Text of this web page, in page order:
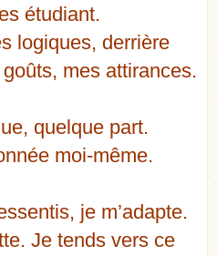
étudiant.
logiques, derrière
mes attirances.
quelque part.
moi-même.
je m’adapte.
Je tends vers ce